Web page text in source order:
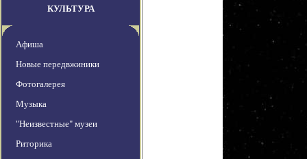
КУЛЬТУРА
Афиша
Новые передвжиники
Фотогалерея
Музыка
"Неизвестные" музеи
Риторика